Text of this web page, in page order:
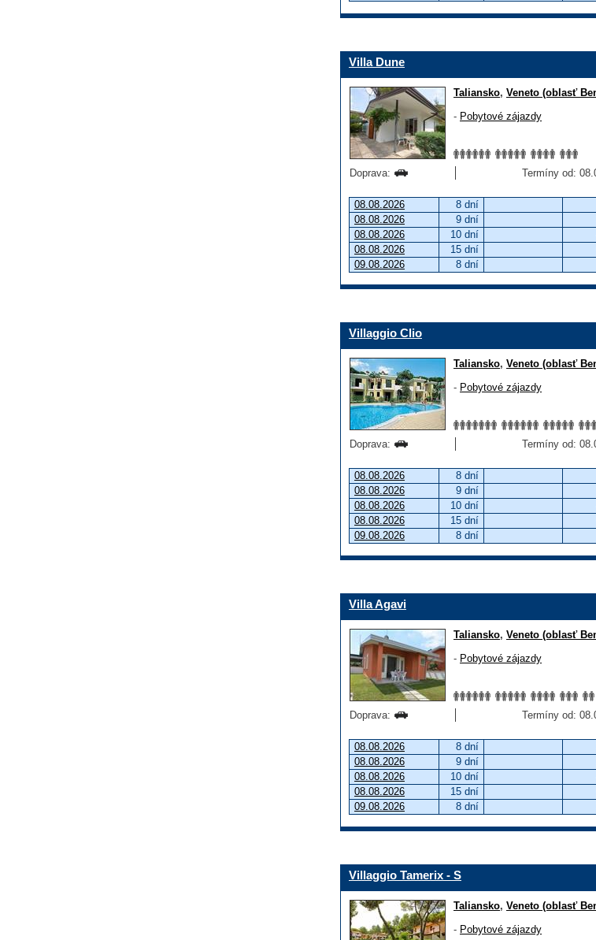
Villa Dune
Taliansko, Veneto (oblasť
- Pobytové zájazdy
Doprava:
Termíny od:
08.08.2026 8 dní
08.08.2026
9 dní
08.08.2026
10 dní
08.08.2026
15 dní
09.08.2026
8 dní
Villaggio Clio
Taliansko, Veneto (oblasť
- Pobytové zájazdy
Doprava:
Termíny od:
08.08.2026 8 dní
08.08.2026
9 dní
08.08.2026
10 dní
08.08.2026
15 dní
09.08.2026
8 dní
Villa Agavi
Taliansko, Veneto (oblasť
- Pobytové zájazdy
Doprava:
Termíny od:
08.08.2026 8 dní
08.08.2026
9 dní
08.08.2026
10 dní
08.08.2026
15 dní
09.08.2026
8 dní
Villaggio Tamerix - S
Taliansko, Veneto (oblasť
- Pobytové zájazdy